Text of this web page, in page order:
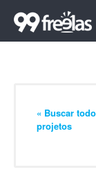
« Buscar
projetos